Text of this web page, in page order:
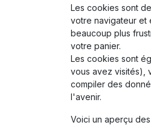
Les cookies sont
votre navigateur et
beaucoup plus
votre panier.
Les cookies sont
vous avez visités),
compiler des
l'avenir.
Voici un aperçu